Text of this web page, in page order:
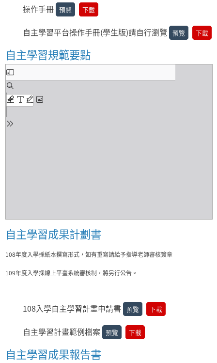
操作手冊 預覽 下載
自主學習平台操作手冊(學生版)請自行瀏覽 預覽 下載
自主學習規範要點
自主學習成果計劃書
108年度入學採紙本撰寫形式，如有重寫請給予指導老師審核簽章
109年度入學採線上平臺系統審核制，將另行公告。
108入學自主學習計畫申請書 預覽 下載
自主學習計畫範例檔案 預覽 下載
自主學習成果報告書